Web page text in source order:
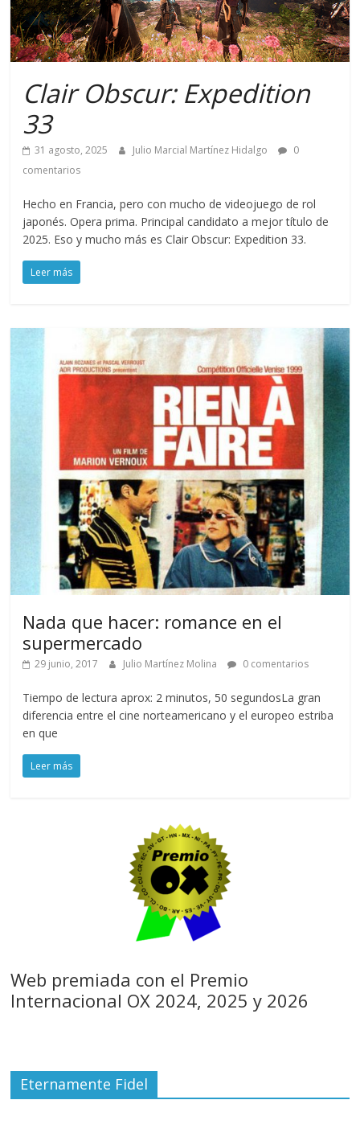
Clair Obscur: Expedition
33
31 agosto, 2025 Julio Marcial Martínez Hidalgo
0
comentarios
Hecho en Francia, pero con mucho de videojuego de rol
japonés. Opera prima. Principal candidato a mejor título de
2025. Eso y mucho más es Clair Obscur: Expedition 33.
Leer más
Nada que hacer: romance en el
supermercado
29 junio, 2017 Julio Martínez Molina 0 comentarios
Tiempo de lectura aprox: 2 minutos, 50 segundosLa gran
diferencia entre el cine norteamericano y el europeo estriba
en que
Leer más
Web premiada con el Premio
Internacional OX 2024, 2025 y 2026
Eternamente Fidel